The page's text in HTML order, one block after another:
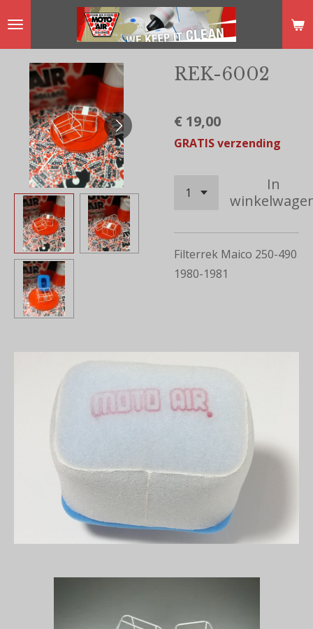
hoofdinhoud
REK-6002
€ 19,00
GRATIS verzending
In
Filterrek Maico 250-490
1980-1981